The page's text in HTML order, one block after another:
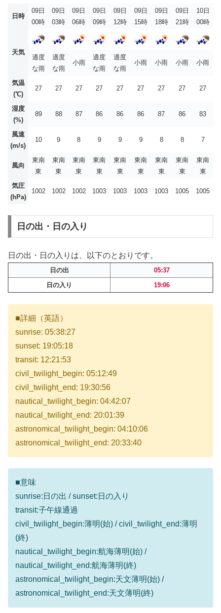
日時
09日
00時
09日
03時
09日
06時
09日
09時
09日
12時
09日
15時
09日
18時
09日
21時
10日
00時
天気
適度
な雨
適度
な雨
小雨
適度
な雨
適度
な雨
小雨 小雨 小雨 小雨
気温
(℃)
27 27 27 27 27 27 27 27 27
湿度
(%)
89 88 87 86 86 86 87 86 83
風速
(m/s)
10 9 8 9 9 9 8 8 7
風向
東南
東
東南
東
東南
東
東南
東
東南
東
東南
東
東南
東
東南
東
東南
東
気圧
(hPa)
1002 1002 1002 1003 1003 1003 1003 1005 1005
日の出・日の入り
日の出・日の入りは、以下のとおりです。
日の出
05:37
日の入り
19:06
■詳細（英語）
sunrise: 05:38:27
sunset: 19:05:18
transit: 12:21:53
civil_twilight_begin: 05:12:49
civil_twilight_end: 19:30:56
nautical_twilight_begin: 04:42:07
nautical_twilight_end: 20:01:39
astronomical_twilight_begin: 04:10:06
astronomical_twilight_end: 20:33:40
■意味
sunrise:日の出 / sunset:日の入り
transit:子午線通過
civil_twilight_begin:薄明(始) / civil_twilight_end:薄明
(終)
nautical_twilight_begin:航海薄明(始) /
nautical_twilight_end:航海薄明(終)
astronomical_twilight_begin:天文薄明(始) /
astronomical_twilight_end:天文薄明(終)